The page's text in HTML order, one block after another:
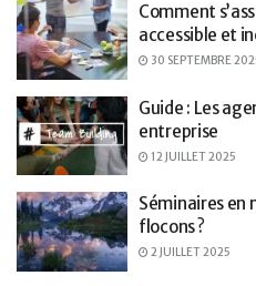
Comment
accessible et
30 SEPTEMBRE
Guide : Les
entreprise
12 JUILLET 2025
Séminaires en
flocons ?
2 JUILLET 2025